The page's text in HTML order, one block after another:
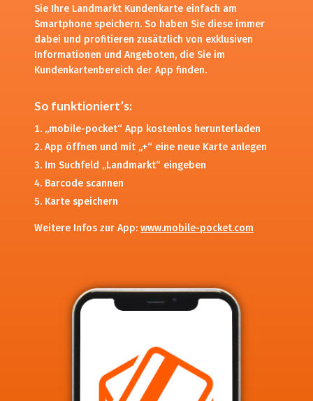
Sie Ihre Landmarkt Kundenkarte einfach am
Smartphone speichern. So haben Sie diese immer
dabei und profitieren zusätzlich von exklusiven
Informationen und Angeboten, die Sie im
Kundenkartenbereich der App finden.
So funktioniert’s:
„mobile-pocket“ App kostenlos herunterladen
App öffnen und mit „+“ eine neue Karte anlegen
Im Suchfeld „Landmarkt“ eingeben
Barcode scannen
Karte speichern
Weitere Infos zur App: www.mobile-pocket.com